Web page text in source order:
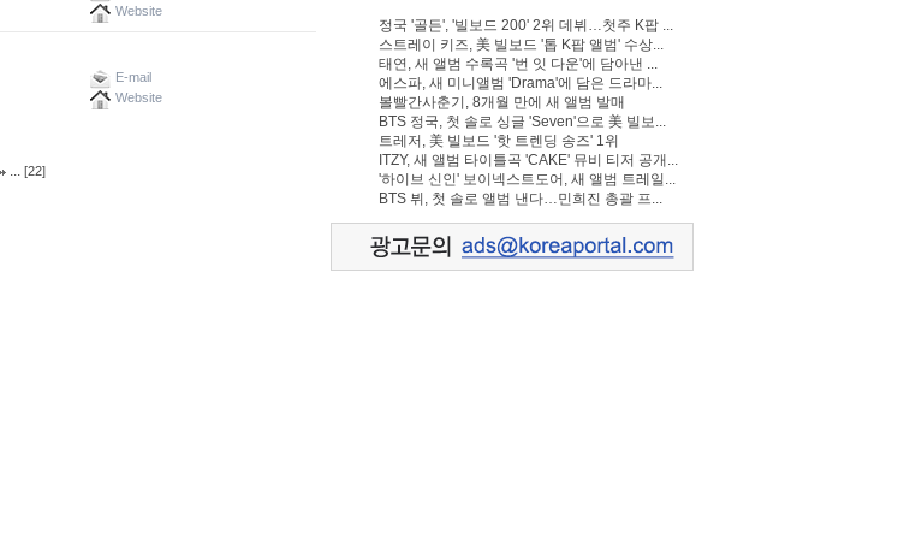
Website
E-mail
Website
... [22]
정국 '골든', '빌보드 200' 2위 데뷔…첫주 K팝 ...
스트레이 키즈, 美 빌보드 '톱 K팝 앨범' 수상...
태연, 새 앨범 수록곡 '번 잇 다운'에 담아낸 ...
에스파, 새 미니앨범 'Drama'에 담은 드라마...
볼빨간사춘기, 8개월 만에 새 앨범 발매
BTS 정국, 첫 솔로 싱글 'Seven'으로 美 빌보...
트레저, 美 빌보드 '핫 트렌딩 송즈' 1위
ITZY, 새 앨범 타이틀곡 'CAKE' 뮤비 티저 공개...
'하이브 신인' 보이넥스트도어, 새 앨범 트레일...
BTS 뷔, 첫 솔로 앨범 낸다…민희진 총괄 프...